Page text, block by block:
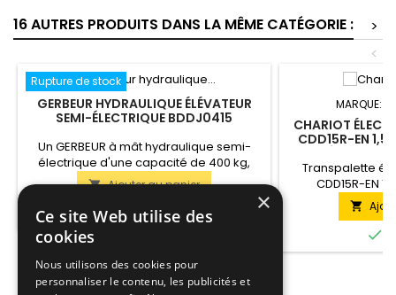
16 AUTRES PRODUITS DANS LA MÊME CATÉGORIE :
>
<
Rupture de stock
GERBEUR HYDRAULIQUE ÉLÉVATEUR
SEMI-ÉLECTRIQUE BDDJ0415
Un GERBEUR à mât hydraulique semi-
électrique d'une capacité de 400 kg,
complété par des fourches fixes, permet
différentes dimensions. Le mât est en
acier de haute qualité, ce qui augmente
la rigidité de la structure et prolonge sa
durée de vie. Quel que soit le poids de la
charge, le levage se fait en douceur,
augmentant...
 Ajouter au panier
En stock
MARQUE:
CHARIOT
CDD15R-EN
Transpalette
CDD15R-EN
réglables,
déplacement
physique de la
permet de


×
Ce site Web utilise des
cookies
Nous utilisons des cookies pour
personnaliser le contenu, les publicités et